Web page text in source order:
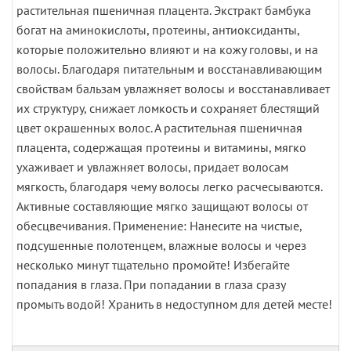
растительная пшеничная плацента. Экстракт бамбука
богат на аминокислоты, протеины, антиоксиданты,
которые положительно влияют и на кожу головы, и на
волосы. Благодаря питательным и восстанавливающим
свойствам бальзам увлажняет волосы и восстанавливает
их структуру, снижает ломкость и сохраняет блестящий
цвет окрашенных волос. А растительная пшеничная
плацента, содержащая протеины и витамины, мягко
ухаживает и увлажняет волосы, придает волосам
мягкость, благодаря чему волосы легко расчесываются.
Активные составляющие мягко защищают волосы от
обесцвечивания. Применение: Нанесите на чистые,
подсушенные полотенцем, влажные волосы и через
несколько минут тщательно промойте! Избегайте
попадания в глаза. При попадании в глаза сразу
промыть водой! Хранить в недоступном для детей месте!